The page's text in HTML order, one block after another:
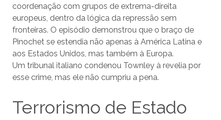
coordenação com grupos de extrema-direita
europeus, dentro da lógica da repressão sem
fronteiras. O episódio demonstrou que o braço de
Pinochet se estendia não apenas à América Latina e
aos Estados Unidos, mas também à Europa.
Um tribunal italiano condenou Townley à revelia por
esse crime, mas ele não cumpriu a pena.
Terrorismo de Estado